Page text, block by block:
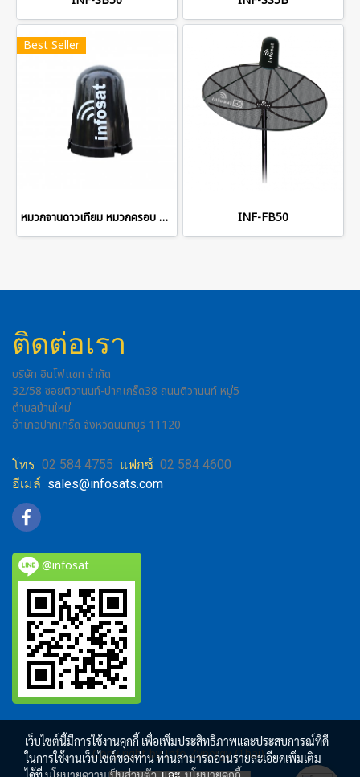
Best Seller
หมวกจานดาวเทียม หมวกครอบ LNB INF-FB50
ติดต่อเรา
บริษัท อินโฟแซท จำกัด
32/58 ซอยติวานนท์-ปากเกร็ด38 ถนนติวานนท์ หมู่5
ตำบลบ้านใหม่
อำเภอปากเกร็ด จังหวัดนนทบุรี 11120
โทร 02 584 4755 แฟกซ์ 02 584 4600
อีเมล์ sales@infosats.com
@infosat
Copy right by Info Zynergy (Thai)
เว็บไซต์นี้มีการใช้งานคุกกี้ เพื่อเพิ่มประสิทธิภาพและประสบการณ์ที่ดี
ในการใช้งานเว็บไซต์ของท่าน ท่านสามารถอ่านรายละเอียดเพิ่มเติม